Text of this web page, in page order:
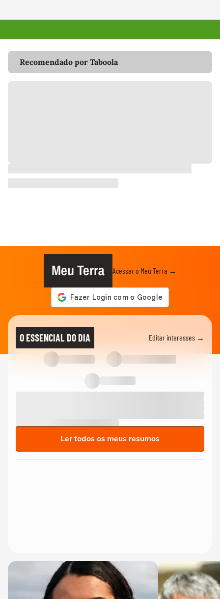
Recomendado por Taboola
Meu Terra Acessar o Meu Terra →
O ESSENCIAL DO DIA Editar interesses →
Ler todos os meus resumos